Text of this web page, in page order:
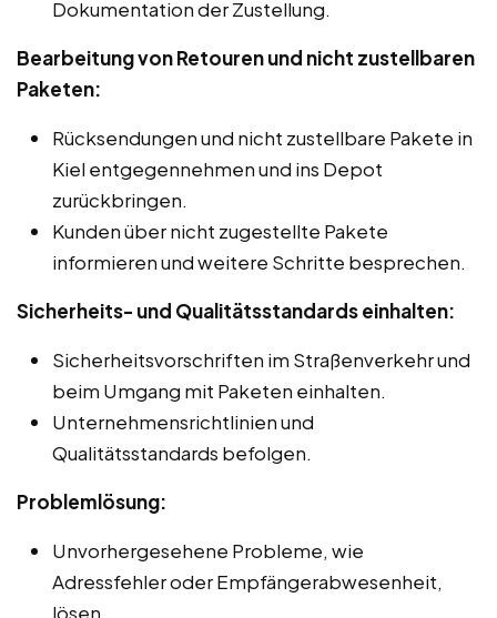
Dokumentation der Zustellung.
Bearbeitung von Retouren und nicht zustellbaren
Paketen:
Rücksendungen und nicht zustellbare Pakete in
Kiel entgegennehmen und ins Depot
zurückbringen.
Kunden über nicht zugestellte Pakete
informieren und weitere Schritte besprechen.
Sicherheits- und Qualitätsstandards einhalten:
Sicherheitsvorschriften im Straßenverkehr und
beim Umgang mit Paketen einhalten.
Unternehmensrichtlinien und
Qualitätsstandards befolgen.
Problemlösung:
Unvorhergesehene Probleme, wie
Adressfehler oder Empfängerabwesenheit,
lösen.